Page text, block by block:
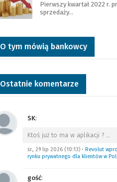
Pierwszy kwartał 2022 r.
sprzedaży…
O tym mówią bankowcy
Ostatnie komentarze
SK:
Ktoś już to ma w aplikacji ? …
śr., 29 lip 2026 (10:13)• Revolut
rynku prywatnego dla klientów w
gość: